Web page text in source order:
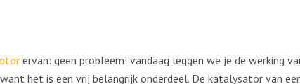
ervan: geen probleem! vandaag leggen we je de werking
het is een vrij belangrijk onderdeel. De katalysator van